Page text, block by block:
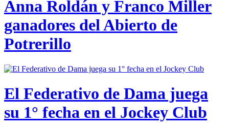
Anna Roldán y Franco Miller
ganadores del Abierto de
Potrerillo
El Federativo de Dama juega
su 1° fecha en el Jockey Club